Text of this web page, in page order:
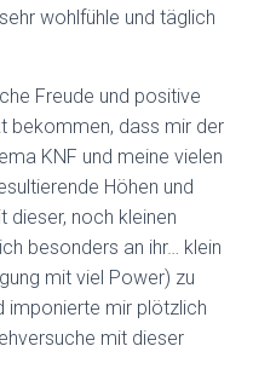
wohlfühle und täglich
Freude und positive
bekommen, dass mir der
KNF und meine vielen
Höhen und
dieser, noch kleinen
besonders an ihr… klein
mit viel Power) zu
imponierte mir plötzlich
mit dieser